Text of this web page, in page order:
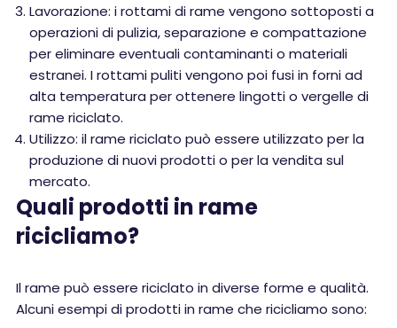
Lavorazione: i rottami di rame vengono sottoposti a
operazioni di pulizia, separazione e compattazione
per eliminare eventuali contaminanti o materiali
estranei. I rottami puliti vengono poi fusi in forni ad
alta temperatura per ottenere lingotti o vergelle di
rame riciclato.
Utilizzo: il rame riciclato può essere utilizzato per la
produzione di nuovi prodotti o per la vendita sul
mercato.
Quali prodotti in rame
ricicliamo?
Il rame può essere riciclato in diverse forme e qualità.
Alcuni esempi di prodotti in rame che ricicliamo sono: